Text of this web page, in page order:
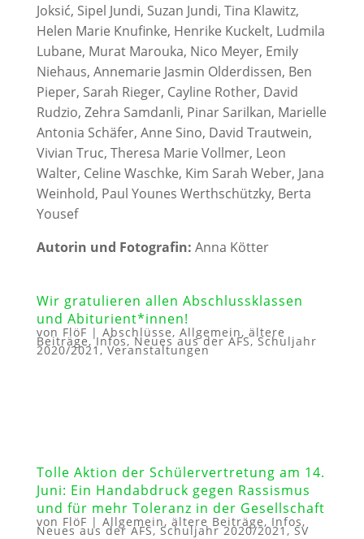
Joksić, Sipel Jundi, Suzan Jundi, Tina Klawitz,
Helen Marie Knufinke, Henrike Kuckelt, Ludmila
Lubane, Murat Marouka, Nico Meyer, Emily
Niehaus, Annemarie Jasmin Olderdissen, Ben
Pieper, Sarah Rieger, Cayline Rother, David
Rudzio, Zehra Samdanli, Pinar Sarilkan, Marielle
Antonia Schäfer, Anne Sino, David Trautwein,
Vivian Truc, Theresa Marie Vollmer, Leon
Walter, Celine Waschke, Kim Sarah Weber, Jana
Weinhold, Paul Younes Werthschützky, Berta
Yousef
Autorin und Fotografin: Anna Kötter
Wir gratulieren allen Abschlussklassen
und Abiturient*innen!
von FlöF | Abschlüsse, Allgemein, ältere
Beiträge,Infos,Neues aus der AFS,Schuljahr
2020/2021,Veranstaltungen
Tolle Aktion der Schülervertretung am 14.
Juni: Ein Handabdruck gegen Rassismus
und für mehr Toleranz in der Gesellschaft
von FlöF | Allgemein, ältere Beiträge, Infos,
Neues aus der AFS,Schuljahr 2020/2021,SV